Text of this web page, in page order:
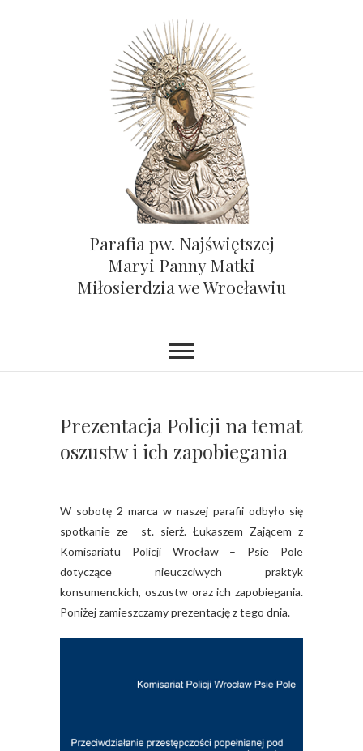
Parafia pw. Najświętszej
Maryi Panny Matki
Miłosierdzia we Wrocławiu
Prezentacja Policji na temat
oszustw i ich zapobiegania
W sobotę 2 marca w naszej parafii odbyło się
spotkanie ze st. sierż. Łukaszem Zającem z
Komisariatu Policji Wrocław – Psie Pole
dotyczące nieuczciwych praktyk
konsumenckich, oszustw oraz ich zapobiegania.
Poniżej zamieszczamy prezentację z tego dnia.